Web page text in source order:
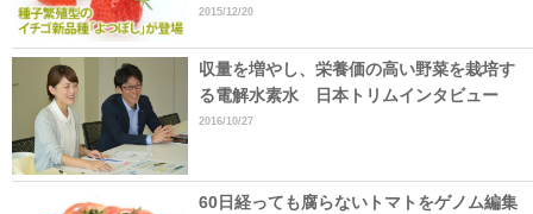
2015/12/20
収量を増やし、栄養価の高い野菜を栽培す
る電解水素水 日本トリムインタビュー
2016/10/27
60日経っても腐らないトマトをゲノム編集